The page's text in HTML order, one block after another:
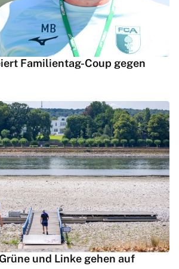
Familientag-Coup gegen
und Linke gehen auf